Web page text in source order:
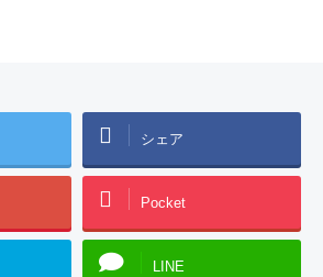
シェア
Pocket
LINE